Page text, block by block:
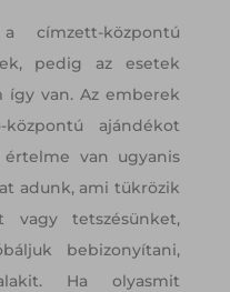
központú
pedig az esetek
így van. Az emberek
ajándékot
van ugyanis
adunk, ami tükrözik
vagy tetszésünket,
bebizonyítani,
Ha olyasmit